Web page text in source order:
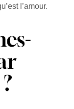
l’amour.